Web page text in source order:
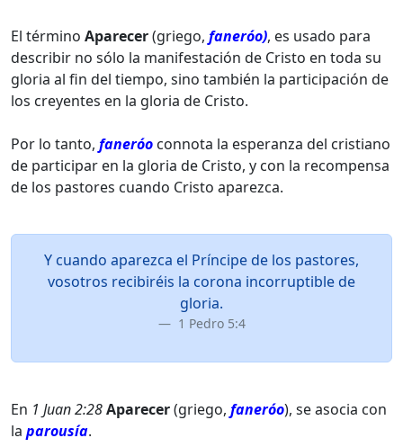
El término Aparecer(griego, faneróo), es usado para
describir no sólo la manifestación de Cristo en toda su
gloria al fin del tiempo, sino también la participación de
los creyentes en la gloria de Cristo.
Por lo tanto, faneróo connota la esperanza del cristiano
de participar en la gloria de Cristo, y con la recompensa
de los pastores cuando Cristo aparezca.
Y cuando aparezca el Príncipe de los pastores,
vosotros recibiréis la corona incorruptible de
gloria.
1 Pedro 5:4
En 1 Juan 2:28Aparecer(griego, faneróo), se asocia con
la parousía.